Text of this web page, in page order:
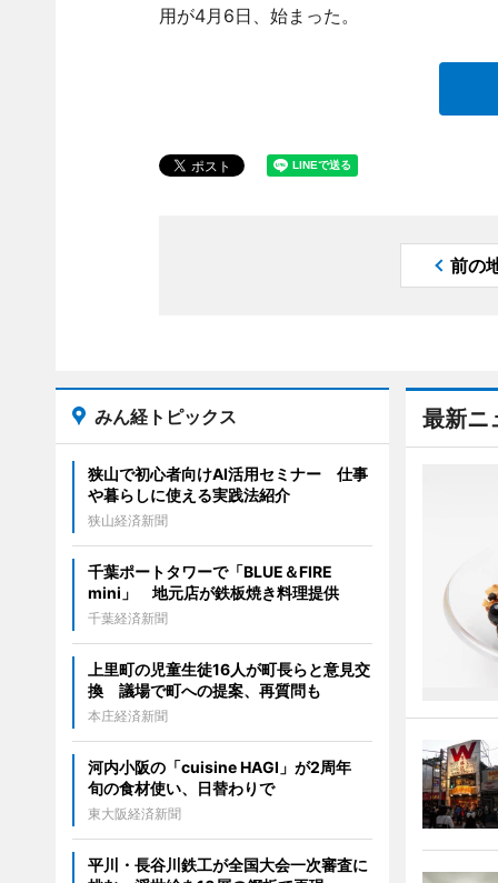
用が4月6日、始まった。
前の
最新ニ
みん経トピックス
狭山で初心者向けAI活用セミナー 仕事
や暮らしに使える実践法紹介
狭山経済新聞
千葉ポートタワーで「BLUE＆FIRE
mini」 地元店が鉄板焼き料理提供
千葉経済新聞
上里町の児童生徒16人が町長らと意見交
換 議場で町への提案、再質問も
本庄経済新聞
河内小阪の「cuisine HAGI」が2周年
旬の食材使い、日替わりで
東大阪経済新聞
平川・長谷川鉄工が全国大会一次審査に